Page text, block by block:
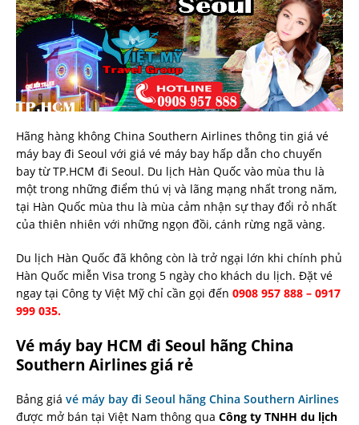
Hãng hàng không China Southern Airlines thông tin giá vé
máy bay đi Seoul với giá vé máy bay hấp dẫn cho chuyến
bay từ TP.HCM đi Seoul. Du lịch Hàn Quốc vào mùa thu là
một trong những điểm thú vị và lãng mạng nhất trong năm,
tại Hàn Quốc mùa thu là mùa cảm nhận sự thay đổi rỏ nhất
của thiên nhiên với những ngọn đồi, cánh rừng ngã vàng.
Du lịch Hàn Quốc đã không còn là trở ngại lớn khi chính phủ
Hàn Quốc miễn Visa trong 5 ngày cho khách du lịch. Đặt vé
ngay tại Công ty Việt Mỹ chỉ cần gọi đến 0908 957 888 – 0917
999 035.
Vé máy bay HCM đi Seoul hãng China
Southern Airlines giá rẻ
Bảng giá vé máy bay đi Seoul hãng China Southern Airlines
được mở bán tại Việt Nam thông qua Công ty TNHH du lịch